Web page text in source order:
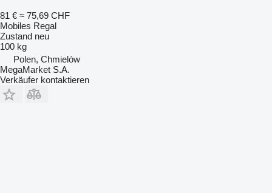
81 € ≈ 75,69 CHF
Mobiles Regal
Zustand neu
100 kg
Polen, Chmielów
MegaMarket S.A.
Verkäufer kontaktieren